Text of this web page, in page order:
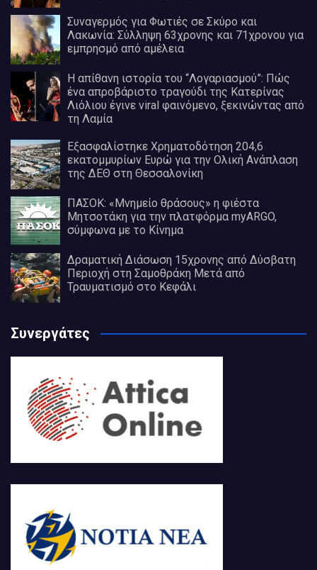
Συναγερμός για Φωτιές σε Σκύρο και
Λακωνία: Σύλληψη 63χρονης και 71χρονου για
εμπρησμό από αμέλεια
Η απίθανη ιστορία του “Λογαριασμού”: Πώς
ένα απροβάριστο τραγούδι της Κατερίνας
Λιόλιου έγινε viral φαινόμενο, ξεκινώντας από
τη Λαμία
Εξασφαλίστηκε Χρηματοδότηση 204,6
εκατομμυρίων Ευρώ για την Ολική Ανάπλαση
της ΔΕΘ στη Θεσσαλονίκη
ΠΑΣΟΚ: «Μνημείο θράσους» η φιέστα
Μητσοτάκη για την πλατφόρμα myARGO,
σύμφωνα με το Κίνημα
Δραματική Διάσωση 15χρονης από Δύσβατη
Περιοχή στη Σαμοθράκη Μετά από
Τραυματισμό στο Κεφάλι
Συνεργάτες